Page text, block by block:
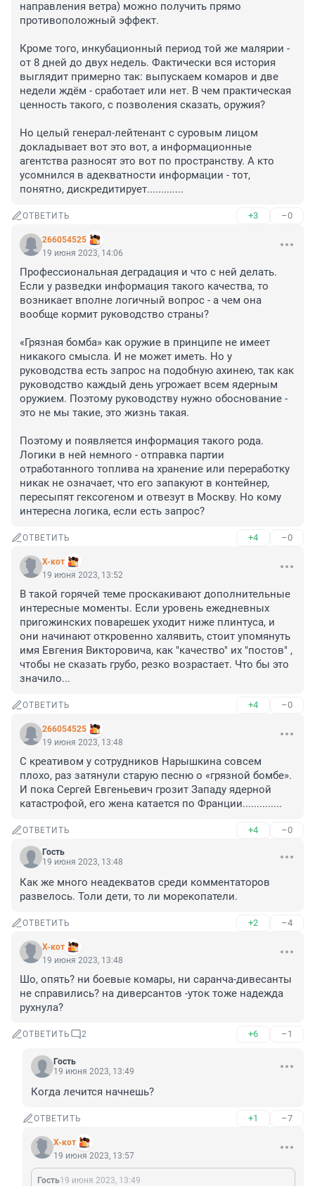
направления ветра) можно получить прямо
противоположный эффект.
Кроме того, инкубационный период той же малярии -
от 8 дней до двух недель. Фактически вся история
выглядит примерно так: выпускаем комаров и две
недели ждём - сработает или нет. В чем практическая
ценность такого, с позволения сказать, оружия?
Но целый генерал-лейтенант с суровым лицом
докладывает вот это вот, а информационные
агентства разносят это вот по пространству. А кто
усомнился в адекватности информации - тот,
понятно, дискредитирует.............
ОТВЕТИТЬ +3 –0
266054525
19 июня 2023, 14:06
Профессиональная деградация и что с ней делать.
Если у разведки информация такого качества, то
возникает вполне логичный вопрос - а чем она
вообще кормит руководство страны?
«Грязная бомба» как оружие в принципе не имеет
никакого смысла. И не может иметь. Но у
руководства есть запрос на подобную ахинею, так как
руководство каждый день угрожает всем ядерным
оружием. Поэтому руководству нужно обоснование -
это не мы такие, это жизнь такая.
Поэтому и появляется информация такого рода.
Логики в ней немного - отправка партии
отработанного топлива на хранение или переработку
никак не означает, что его запакуют в контейнер,
пересыпят гексогеном и отвезут в Москву. Но кому
интересна логика, если есть запрос?
ОТВЕТИТЬ +4 –0
X-кот
19 июня 2023, 13:52
В такой горячей теме проскакивают дополнительные
интересные моменты. Если уровень ежедневных
пригожинских поварешек уходит ниже плинтуса, и
они начинают откровенно халявить, стоит упомянуть
имя Евгения Викторовича, как "качество" их "постов" ,
чтобы не сказать грубо, резко возрастает. Что бы это
значило...
ОТВЕТИТЬ +4 –0
266054525
19 июня 2023, 13:48
С креативом у сотрудников Нарышкина совсем
плохо, раз затянули старую песню о «грязной бомбе».
И пока Сергей Евгеньевич грозит Западу ядерной
катастрофой, его жена катается по Франции..............
ОТВЕТИТЬ +4 –0
Гость
19 июня 2023, 13:48
Как же много неадекватов среди комментаторов
развелось. Толи дети, то ли морекопатели.
ОТВЕТИТЬ +2 –4
X-кот
19 июня 2023, 13:48
Шо, опять? ни боевые комары, ни саранча-дивесанты
не справились? на диверсантов -уток тоже надежда
рухнула?
ОТВЕТИТЬ 2 +6 –1
Гость
19 июня 2023, 13:49
Когда лечится начнешь?
ОТВЕТИТЬ +1 –7
X-кот
19 июня 2023, 13:57
Гость19 июня 2023, 13:49